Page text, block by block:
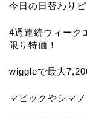
今日の日替わり
4週連続ウィーク
限り特価！
wiggleで最大
マビックやシマ